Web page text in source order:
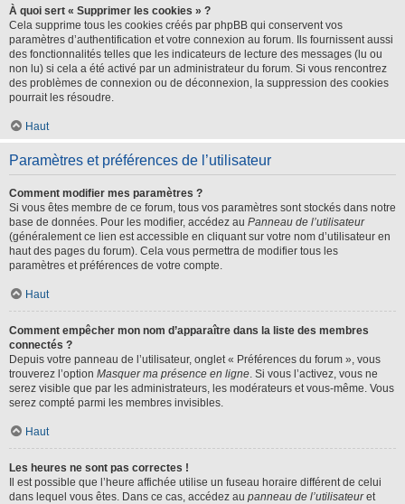
À quoi sert « Supprimer les cookies » ?
Cela supprime tous les cookies créés par phpBB qui conservent vos
paramètres d’authentification et votre connexion au forum. Ils fournissent aussi
des fonctionnalités telles que les indicateurs de lecture des messages (lu ou
non lu) si cela a été activé par un administrateur du forum. Si vous rencontrez
des problèmes de connexion ou de déconnexion, la suppression des cookies
pourrait les résoudre.
Haut
Paramètres et préférences de l’utilisateur
Comment modifier mes paramètres ?
Si vous êtes membre de ce forum, tous vos paramètres sont stockés dans notre
base de données. Pour les modifier, accédez au Panneau de l’utilisateur
(généralement ce lien est accessible en cliquant sur votre nom d’utilisateur en
haut des pages du forum). Cela vous permettra de modifier tous les
paramètres et préférences de votre compte.
Haut
Comment empêcher mon nom d’apparaître dans la liste des membres
connectés ?
Depuis votre panneau de l’utilisateur, onglet « Préférences du forum », vous
trouverez l’option Masquer ma présence en ligne. Si vous l’activez, vous ne
serez visible que par les administrateurs, les modérateurs et vous-même. Vous
serez compté parmi les membres invisibles.
Haut
Les heures ne sont pas correctes !
Il est possible que l’heure affichée utilise un fuseau horaire différent de celui
dans lequel vous êtes. Dans ce cas, accédez au panneau de l’utilisateuret